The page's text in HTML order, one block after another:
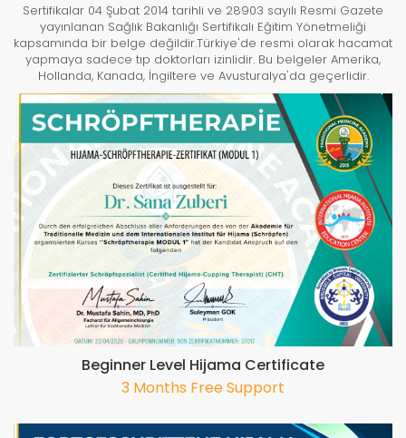
Sertifikalar 04 Şubat 2014 tarihli ve 28903 sayılı Resmi Gazete
yayınlanan Sağlık Bakanlığı Sertifikalı Eğitim Yönetmeliği
kapsamında bir belge değildir.Türkiye'de resmi olarak hacamat
yapmaya sadece tıp doktorları izinlidir. Bu belgeler Amerika,
Hollanda, Kanada, İngiltere ve Avusturalya'da geçerlidir.
Beginner Level Hijama Certificate
3 Months Free Support